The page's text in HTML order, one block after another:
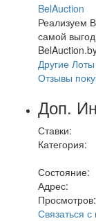
BelAuction
Реализуем
самой
Другие
Отзывы
Доп.
Ставки:
Категория:
Состояние:
Адрес:
Просмотров:
Связаться